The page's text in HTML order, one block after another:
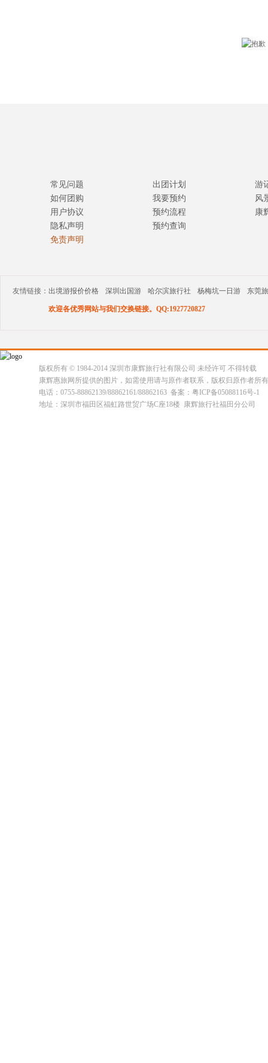
常见问题
如何团购
用户协议
隐私声明
免责声明
出团计划
我要预约
预约流程
预约查询
游
风
康
友情链接： 出境游报价价格 深圳出国游 哈尔滨旅行社 杨梅坑一日游 东莞
欢迎各优秀网站与我们交换链接。QQ:1927720827
版权所有 © 1984-2014 深圳市康辉旅行社有限公司 未经许可 不得转载
康辉惠旅网所提供的图片，如需使用请与原作者联系，版权归原作者所
电话：0755-88862139/88862161/88862163 备案：粤ICP备05088116号-1
地址：深圳市福田区福虹路世贸广场C座18楼 康辉旅行社福田分公司